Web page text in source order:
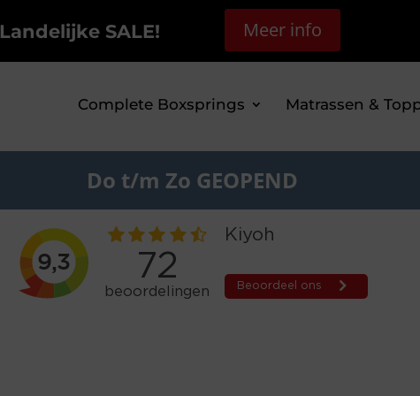
Landelijke SALE! Meer info
Complete Boxsprings Matrassen &
Do t/m Zo GEOPEND